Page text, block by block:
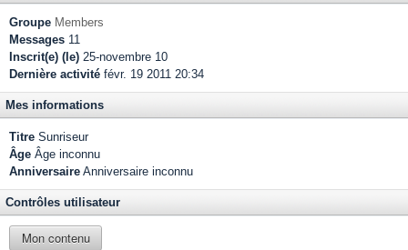
Groupe Members
Messages 11
Inscrit(e) (le) 25-novembre 10
Dernière activité févr. 19 2011 20:34
Mes informations
Titre Sunriseur
Âge Âge inconnu
Anniversaire Anniversaire inconnu
Contrôles utilisateur
Mon contenu